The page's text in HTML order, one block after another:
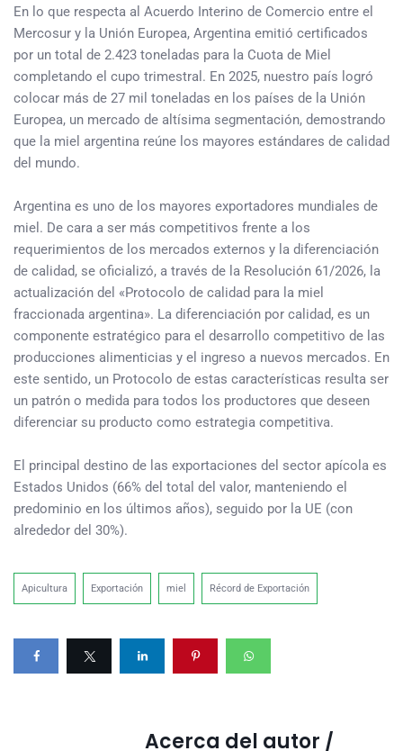
En lo que respecta al Acuerdo Interino de Comercio entre el
Mercosur y la Unión Europea, Argentina emitió certificados
por un total de 2.423 toneladas para la Cuota de Miel
completando el cupo trimestral. En 2025, nuestro país logró
colocar más de 27 mil toneladas en los países de la Unión
Europea, un mercado de altísima segmentación, demostrando
que la miel argentina reúne los mayores estándares de calidad
del mundo.
Argentina es uno de los mayores exportadores mundiales de
miel. De cara a ser más competitivos frente a los
requerimientos de los mercados externos y la diferenciación
de calidad, se oficializó, a través de la Resolución 61/2026, la
actualización del «Protocolo de calidad para la miel
fraccionada argentina». La diferenciación por calidad, es un
componente estratégico para el desarrollo competitivo de las
producciones alimenticias y el ingreso a nuevos mercados. En
este sentido, un Protocolo de estas características resulta ser
un patrón o medida para todos los productores que deseen
diferenciar su producto como estrategia competitiva.
El principal destino de las exportaciones del sector apícola es
Estados Unidos (66% del total del valor, manteniendo el
predominio en los últimos años), seguido por la UE (con
alrededor del 30%).
Apicultura Exportación miel Récord de Exportación
Acerca del autor /